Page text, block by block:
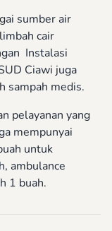
sumber air
cair
Instalasi
Ciawi juga
sampah medis.
pelayanan yang
mempunyai
untuk
ambulance
1 buah.